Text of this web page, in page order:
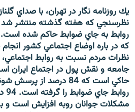
صفحه
جستجوبرنامه‌های رادیویی
فرکانس‌ها
چندرسانه‌ای
گزارش‌های تصویری
گزارش‌های ویدئویی
زنان فردا
English
به ما بپیوندید
يك روزنامه نگار در تهران، با صداي
نظرسنجي كه هفته گذشته منتشر شد
روابط به جاي ضوابط حاكم شده
كه در باره اوضاع اجتماعي كشور
نظرات مردم نسبت به روابط
جامعه و نقش پول در اجتماع ايران
حاكي است كه 84 درصد از